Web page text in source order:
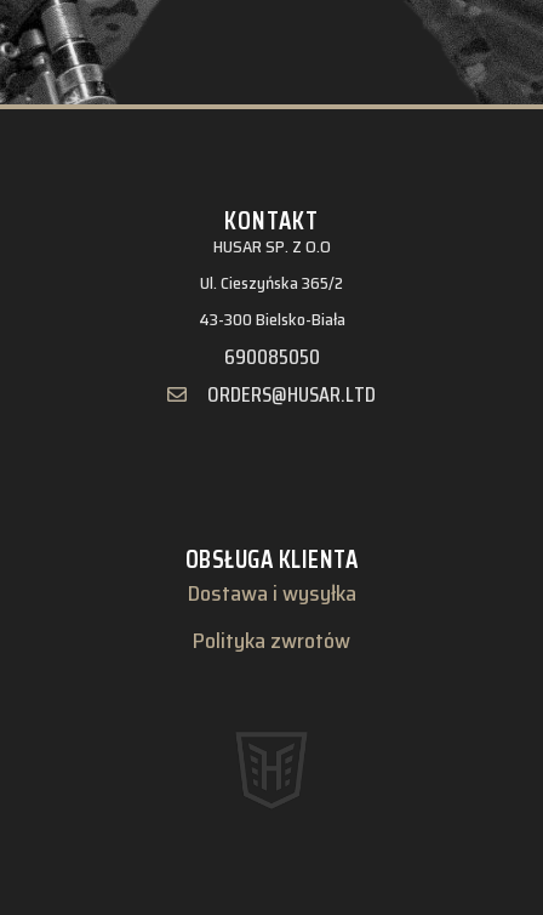
KONTAKT
HUSAR SP. Z O.O
Ul. Cieszyńska 365/2
43-300 Bielsko-Biała
690085050
ORDERS@HUSAR.LTD
OBSŁUGA KLIENTA
Dostawa i wysyłka
Polityka zwrotów